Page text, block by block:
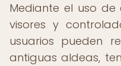
Mediante el uso de
visores y
usuarios pueden
antiguas aldeas,